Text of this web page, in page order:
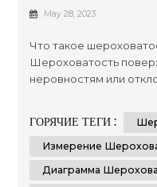
Производстве:
May 28, 2023
Что такое
Шероховатость
неровностям или
измерять и
поверхности, так как
компонента.
ГОРЯЧИЕ ТЕГИ :
Измерение
Диаграмма